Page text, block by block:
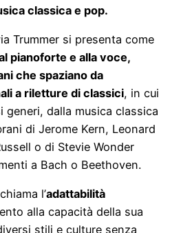
classica e pop.
Trummer si presenta come
pianoforte e alla voce,
che spaziano da
a riletture di classici, in cui
generi, dalla musica classica
di Jerome Kern, Leonard
o di Stevie Wonder
a Bach o Beethoven.
l’adattabilità
alla capacità della sua
stili e culture senza